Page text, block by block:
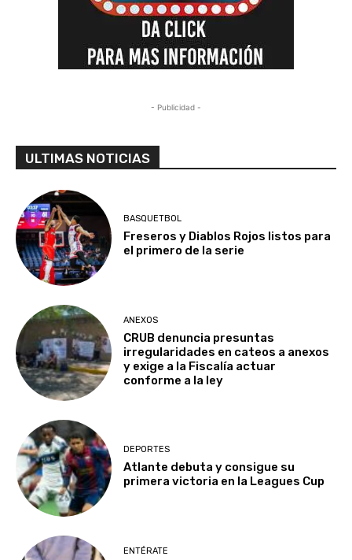
- Publicidad -
ULTIMAS NOTICIAS
BASQUETBOL
Freseros y Diablos Rojos listos para
el primero de la serie
ANEXOS
CRUB denuncia presuntas
irregularidades en cateos a anexos
y exige a la Fiscalía actuar
conforme a la ley
DEPORTES
Atlante debuta y consigue su
primera victoria en la Leagues Cup
ENTÉRATE